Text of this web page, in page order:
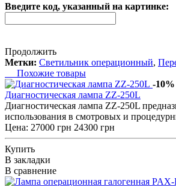
Введите код, указанный на картинке:
Продолжить
Метки: Светильник операционный,
Похожие товары
-10%
Диагностическая лампа ZZ-250L
Диагностическая лампа ZZ-250L
использования в смотровых и
Цена: 27000 грн 24300 грн
Купить
В закладки
В сравнение